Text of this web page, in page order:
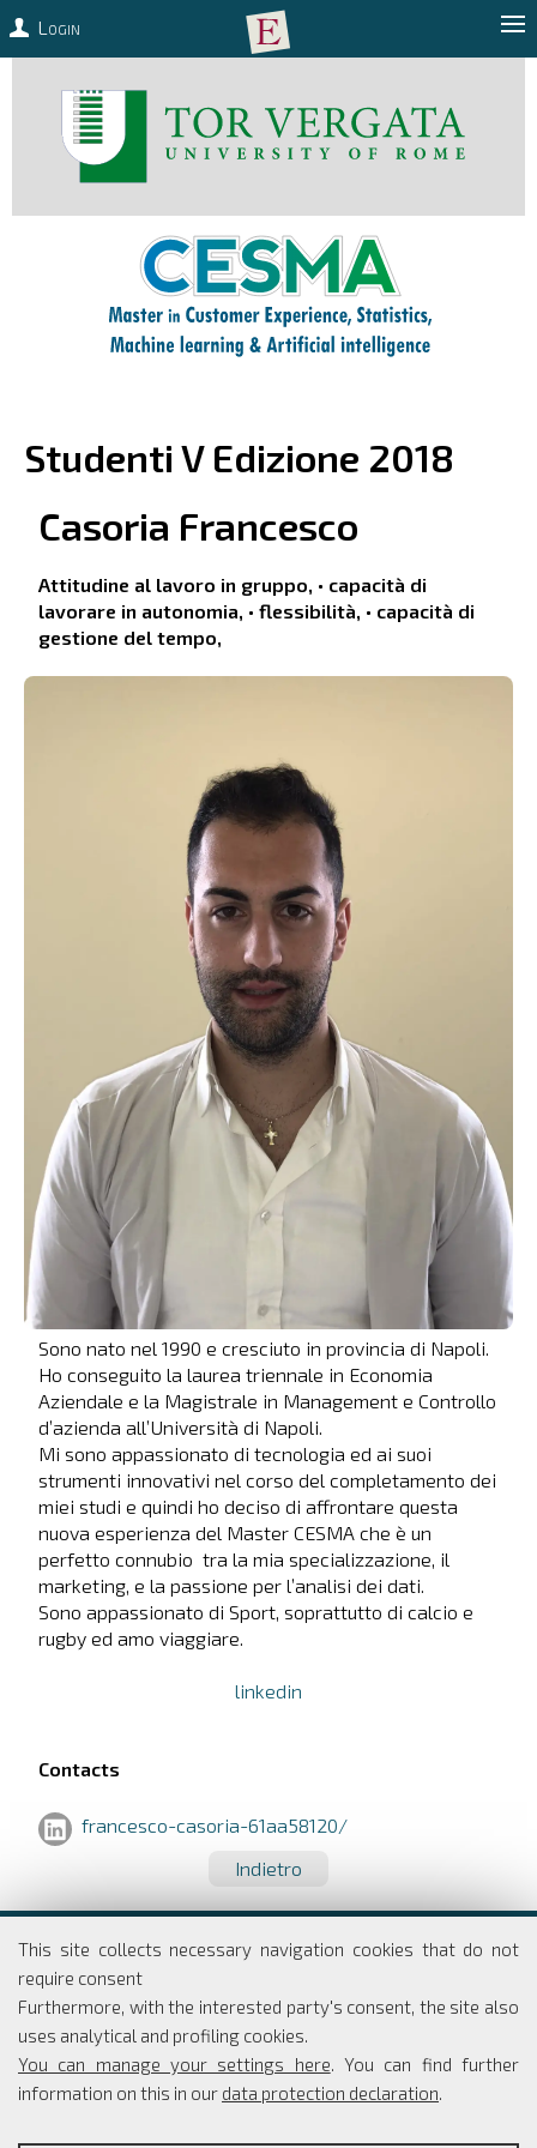
This site collects necessary navigation cookies that do not
require consent
Furthermore, with the interested party's consent, the site also
uses analytical and profiling cookies.
You can manage your settings here. You can find further
information on this in our data protection declaration.
Login
Studenti V Edizione 2018
Casoria Francesco
Attitudine al lavoro in gruppo, • capacità di
lavorare in autonomia, • flessibilità, • capacità di
gestione del tempo,
Sono nato nel 1990 e cresciuto in provincia di Napoli.
Ho conseguito la laurea triennale in Economia
Aziendale e la Magistrale in Management e Controllo
d’azienda all’Università di Napoli.
Mi sono appassionato di tecnologia ed ai suoi
strumenti innovativi nel corso del completamento dei
miei studi e quindi ho deciso di affrontare questa
nuova esperienza del Master CESMA che è un
perfetto connubio tra la mia specializzazione, il
marketing, e la passione per l’analisi dei dati.
Sono appassionato di Sport, soprattutto di calcio e
rugby ed amo viaggiare.
linkedin
Contacts
francesco-casoria-61aa58120/
Indietro
Università degli studi di Roma
Via Columbia, 2
00133 Roma